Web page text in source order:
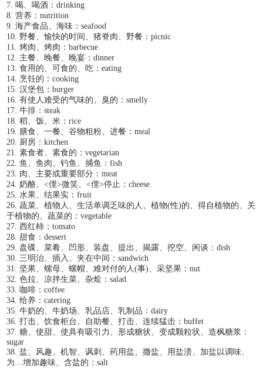
7. 喝、喝酒：drinking
8. 营养：nutrition
9. 海产食品、海味：seafood
10. 野餐、愉快的时间、猪脊肉、野餐：picnic
11. 烤肉、烤肉：barbecue
12. 主餐、晚餐、晚宴：dinner
13. 食用的、可食的、吃：eating
14. 烹饪的：cooking
15. 汉堡包：burger
16. 有使人难受的气味的、臭的：smelly
17. 牛排：steak
18. 稻、饭、米：rice
19. 膳食、一餐、谷物粗粉、进餐：meal
20. 厨房：kitchen
21. 素食者、素食的：vegetarian
22. 鱼、鱼肉、钓鱼、捕鱼：fish
23. 肉、主要或重要部分：meat
24. 奶酪、<俚>微笑、<俚>停止：cheese
25. 水果、结果实：fruit
26. 蔬菜、植物人、生活单调乏味的人、植物(性)的、得自植物的、关
于植物的、蔬菜的：vegetable
27. 西红柿：tomato
28. 甜食：dessert
29. 盘碟、菜肴、凹形、装盘、提出、揭露、挖空、闲谈：dish
30. 三明治、插入、夹在中间：sandwich
31. 坚果、螺母、螺帽、难对付的人(事)、采坚果：nut
32. 色拉、凉拌生菜、杂烩：salad
33. 咖啡：coffee
34. 给养：catering
35. 牛奶的、牛奶场、乳品店、乳制品：dairy
36. 打击、饮食柜台、自助餐、打击、连续猛击：buffet
37. 糖、使甜、使具有吸引力、形成糖状、变成颗粒状、造枫糖浆：
sugar
38. 盐、风趣、机智、讽刺、药用盐、撒盐、用盐渍、加盐以调味、
为…增加趣味、含盐的：salt